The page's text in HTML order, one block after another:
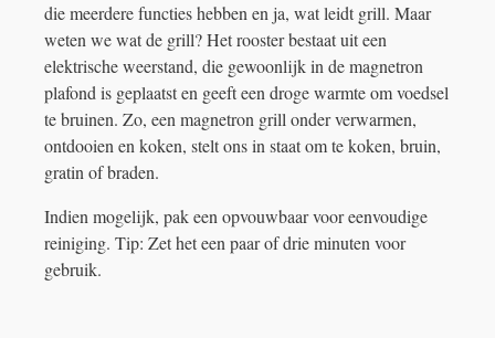
die meerdere functies hebben en ja, wat leidt grill. Maar
weten we wat de grill? Het rooster bestaat uit een
elektrische weerstand, die gewoonlijk in de magnetron
plafond is geplaatst en geeft een droge warmte om voedsel
te bruinen. Zo, een magnetron grill onder verwarmen,
ontdooien en koken, stelt ons in staat om te koken, bruin,
gratin of braden.
Indien mogelijk, pak een opvouwbaar voor eenvoudige
reiniging. Tip: Zet het een paar of drie minuten voor
gebruik.